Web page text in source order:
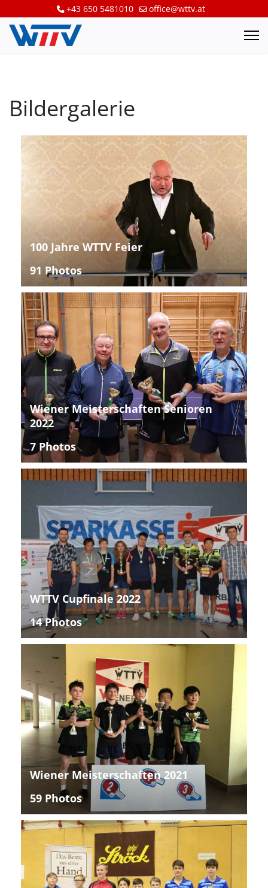
+43 650 5481010 office@wttv.at
Bildergalerie
100 Jahre WTTV Feier
91 Photos
Wiener Meisterschaften Senioren
2022
7 Photos
WTTV Cupfinale 2022
14 Photos
Wiener Meisterschaften 2021
59 Photos